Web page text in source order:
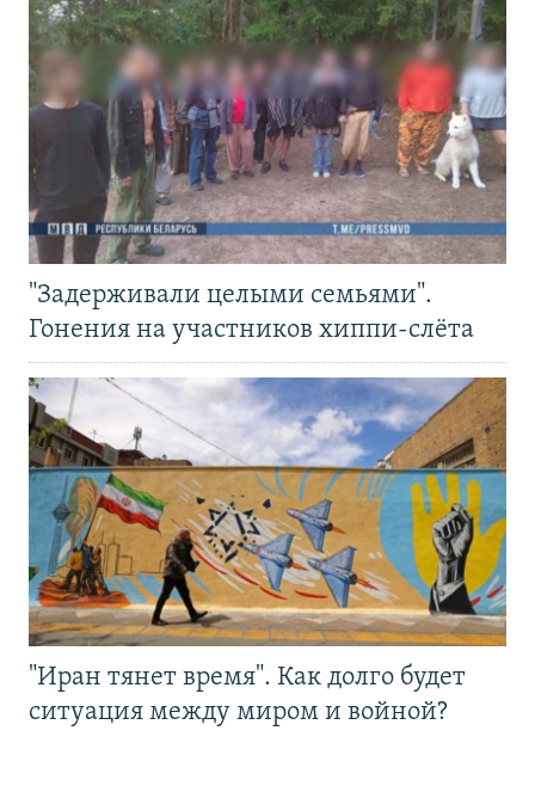
"Задерживали целыми семьями".
Гонения на участников хиппи-слёта
"Иран тянет время". Как долго будет
ситуация между миром и войной?